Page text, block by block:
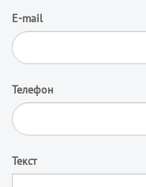
E-mail
Телефон
Текст